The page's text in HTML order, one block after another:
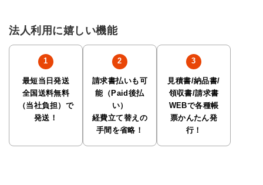
法人利用に嬉しい機能
最短当日発送
全国送料無料
（当社負担）で
発送！
請求書払いも可
能（Paid後払
い）
経費立て替えの
手間を省略！
見積書/納品書/
領収書/請求書
WEBで各種帳
票かんたん発
行！